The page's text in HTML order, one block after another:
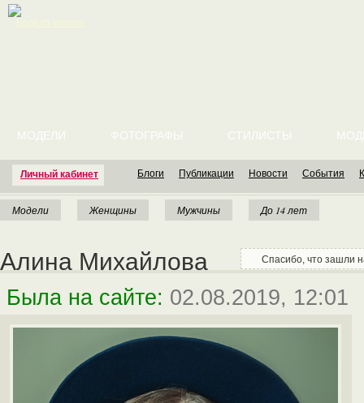
Личный кабинет
МОДЕЛИ ФОТОГРАФЫ СТИЛИСТЫ
Блоги Публикации Новости События
Модели Женщины Мужчины До 14 лет
Алина Михайлова Спасибо, что зашли
Была на сайте: 02.08.2019, 12:01